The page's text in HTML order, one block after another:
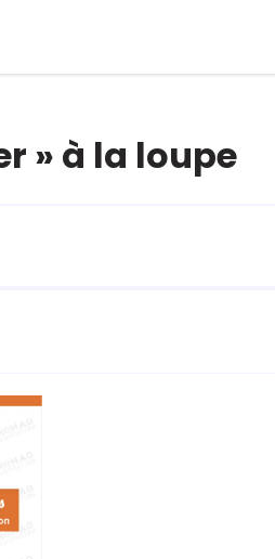
» à la loupe